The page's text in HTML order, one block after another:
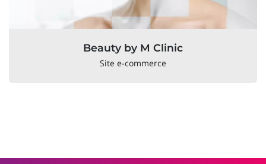
Beauty by M Clinic
Site e-commerce